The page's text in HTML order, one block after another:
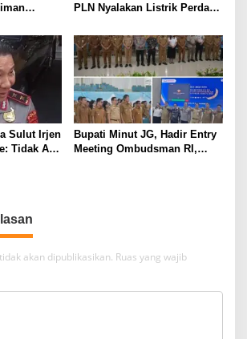
PLN Nyalakan Listrik Perdana
Berlistrik Provinsi Gorontalo
Capai 100 Persen
Sulut Irjen
Tidak Ada
Bupati Minut JG, Hadir Entry
Meeting Ombudsman RI,
akan dipublikasikan. Ruas yang wajib